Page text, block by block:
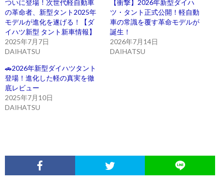
ついに登場！次世代軽自動車
の革命者、新型タント2025年
モデルが進化を遂げる！【ダ
イハツ新型 タント新車情報】
2025年7月7日
DAIHATSU
【衝撃】2026年新型ダイハ
ツ・タント正式公開！軽自動
車の常識を覆す革命モデルが
誕生！
2026年7月14日
DAIHATSU
🚗2026年新型ダイハツタント
登場！進化した軽の真実を徹
底レビュー
2025年7月10日
DAIHATSU